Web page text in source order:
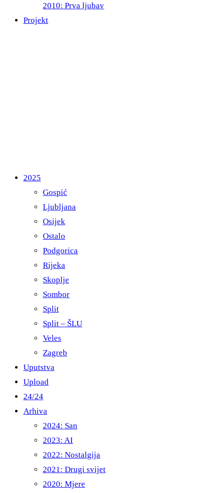
2010: Prva ljubav
Projekt
2025
Gospić
Ljubljana
Osijek
Ostalo
Podgorica
Rijeka
Skoplje
Sombor
Split
Split – ŠLU
Veles
Zagreb
Uputstva
Upload
24/24
Arhiva
2024: San
2023: AI
2022: Nostalgija
2021: Drugi svijet
2020: Mjere